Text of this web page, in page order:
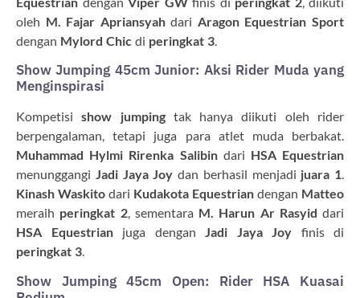
oleh M. Fajar Apriansyahdari Aragon Equestrian Sport
dengan Mylord Chic di peringkat 3.
Show Jumping 45cm Junior: Aksi Rider Muda yang
Menginspirasi
Kompetisishow jumpingtak hanya diikuti oleh rider
berpengalaman, tetapi juga para atlet muda berbakat.
Muhammad Hylmi Rirenka Salibindari HSA Equestrian
menunggangi Jadi Jaya Joy dan berhasil menjadi juara 1.
Kinash Waskito dari Kudakota Equestrian dengan Matteo
meraih peringkat 2, sementara M. Harun Ar Rasyid dari
HSA Equestrianjuga dengan Jadi Jaya Joy finis di
peringkat 3.
Show Jumping 45cm Open: Rider HSA Kuasai